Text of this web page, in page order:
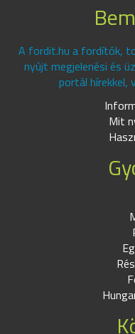
A fordit.hu a fordítók,
nyújt megjelenési és
portál hírekkel,
Mit